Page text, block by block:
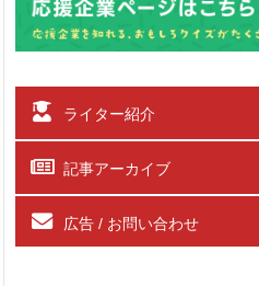
ライター紹介
記事アーカイブ
広告 / お問い合わせ